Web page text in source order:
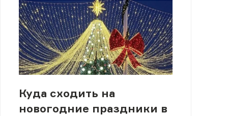
Куда сходить на
новогодние праздники в